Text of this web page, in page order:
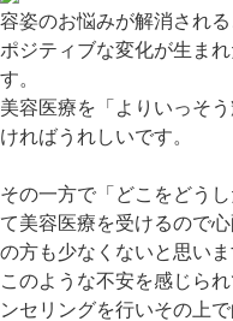
容姿のお悩みが解消され
ポジティブな変化が生ま
す。
美容医療を「よりいっそ
ければうれしいです。
その一方で「どこをどう
て美容医療を受けるので
の方も少なくないと思いま
このような不安を感じら
ンセリングを行いその上